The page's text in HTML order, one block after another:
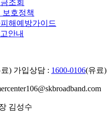
조회
보호정책
해예방가이드
안내
) 가입상담 : 1600-0106(유료)
김성수